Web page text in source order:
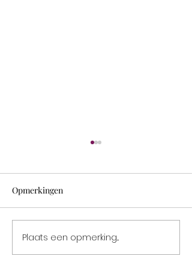
2 Prachtige beurzen in
2024
Opmerkingen
Plaats een opmerking...